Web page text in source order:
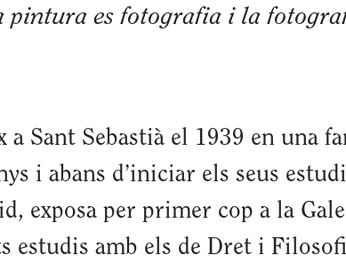
pintura es fotografia i la
a Sant Sebastià el 1939 en una
i abans d’iniciar els seus
exposa per primer cop a la
estudis amb els de Dret i